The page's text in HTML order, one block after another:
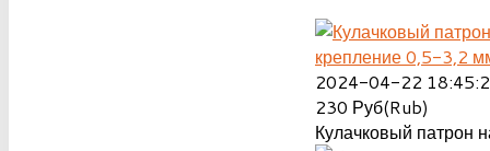
крепление 0,5-3,2
2024-04-22
230 Руб(Rub)
Кулачковый патрон